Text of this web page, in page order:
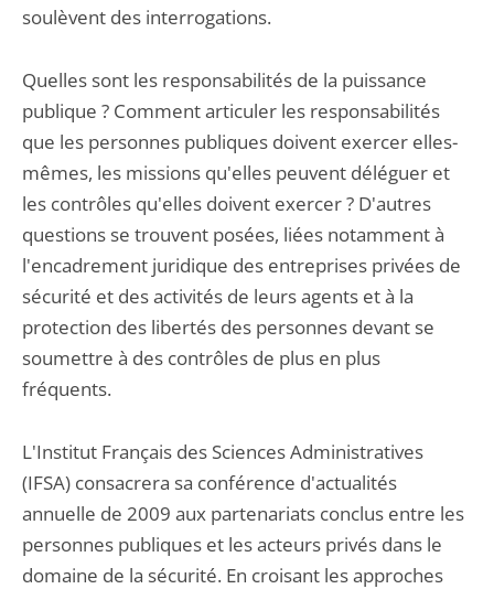
soulèvent des interrogations.
Quelles sont les responsabilités de la puissance
publique ? Comment articuler les responsabilités
que les personnes publiques doivent exercer elles-
mêmes, les missions qu'elles peuvent déléguer et
les contrôles qu'elles doivent exercer ? D'autres
questions se trouvent posées, liées notamment à
l'encadrement juridique des entreprises privées de
sécurité et des activités de leurs agents et à la
protection des libertés des personnes devant se
soumettre à des contrôles de plus en plus
fréquents.
L'Institut Français des Sciences Administratives
(IFSA) consacrera sa conférence d'actualités
annuelle de 2009 aux partenariats conclus entre les
personnes publiques et les acteurs privés dans le
domaine de la sécurité. En croisant les approches